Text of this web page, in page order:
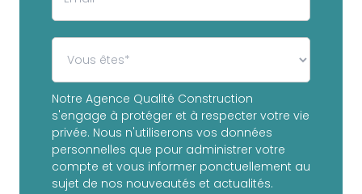
Notre Agence Qualité Construction
s'engage à protéger et à respecter votre vie
privée. Nous n'utiliserons vos données
personnelles que pour administrer votre
compte et vous informer ponctuellement au
sujet de nos nouveautés et actualités.